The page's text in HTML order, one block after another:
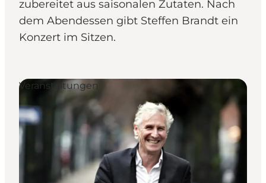
zubereitet aus saisonalen Zutaten. Nach
dem Abendessen gibt Steffen Brandt ein
Konzert im Sitzen.
Veranstaltungen